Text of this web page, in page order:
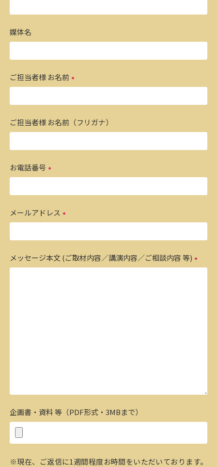
媒体名
ご担当者様 お名前
ご担当者様 お名前（フリガナ）
お電話番号
メールアドレス
メッセージ本文 (ご取材内容／講演内容／ご相談内容 等)
企画書・資料 等（PDF形式・3MBまで）
※現在、ご返信に1週間程度お時間をいただいております。